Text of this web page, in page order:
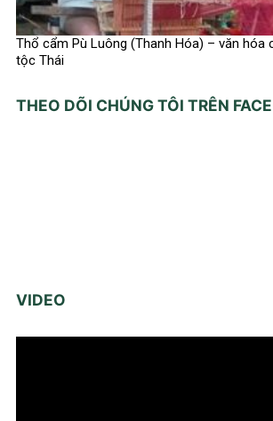
Thổ cẩm Pù Luông (Thanh Hóa) – văn hóa
tộc Thái
THEO DÕI CHÚNG TÔI TRÊN
VIDEO